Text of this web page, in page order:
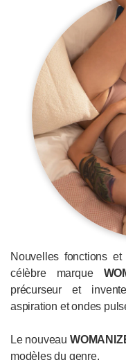
Nouvelles fonctions
célèbre marque
précurseur et
aspiration et ondes
Le nouveau
modèles du genre.